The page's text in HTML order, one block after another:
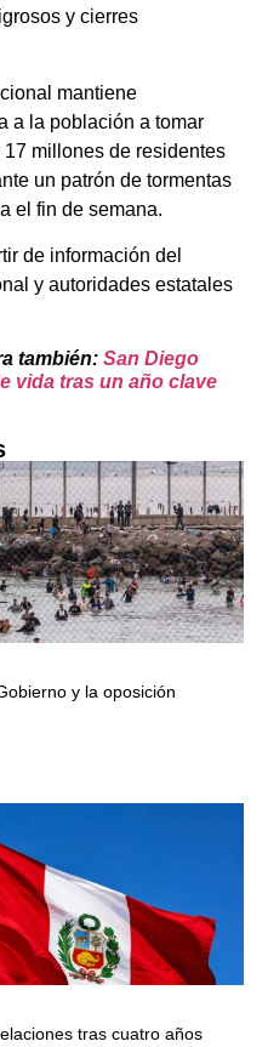
y cierres
mantiene
a la población a tomar
millones de residentes
un patrón de tormentas
el fin de semana.
de información del
y autoridades estatales
también: San Diego
vida tras un año clave
y la oposición
tras cuatro años